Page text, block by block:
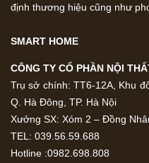
định thương hiệu cũng như
SMART HOME
CÔNG TY CỔ PHẦN NỘI
Trụ sở chính: TT6-12A, Khu
Q. Hà Đông, TP. Hà Nội
Xưởng SX: Xóm 2 – Đồng
TEL: 039.56.59.688
Hotline :0982.698.808